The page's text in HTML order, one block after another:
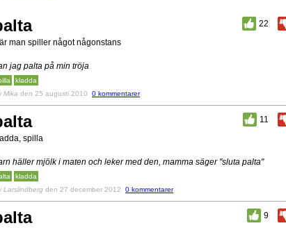
22
man spiller något någonstans
jag palta på min tröja
kladda
Mika den 25 augusti 2010 0 kommentarer
11
spilla
häller mjölk i maten och leker med den, mamma säger "sluta palta"
kladda
Larslindberg den 27 december 2012 0 kommentarer
9